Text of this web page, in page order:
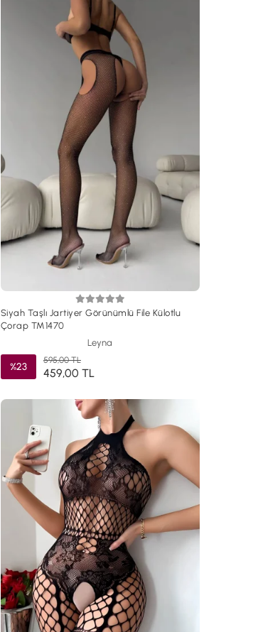
Siyah Taşlı Jartiyer Görünümlü File Külotlu
Çorap TM1470
Leyna
%23
595,00 TL
459,00 TL